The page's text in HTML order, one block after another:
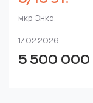
мкр. Энка.
17.02.2026
5 500 000